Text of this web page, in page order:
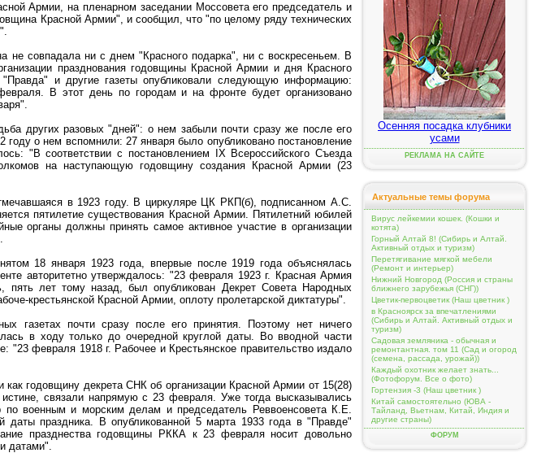
Армии, на пленарном заседании Моссовета его председатель и
Красной Армии", и сообщил, что "по целому ряду технических
совпадала ни с днем "Красного подарка", ни с воскресеньем. В
празднования годовщины Красной Армии и дня Красного
и другие газеты опубликовали следующую информацию:
В этот день по городам и на фронте будет организовано
других разовых "дней": о нем забыли почти сразу же после его
о нем вспомнили: 27 января было опубликовано постановление
"В соответствии с постановлением IX Всероссийского Съезда
на наступающую годовщину создания Красной Армии (23
в 1923 году. В циркуляре ЦК РКП(б), подписанном А.С.
пятилетие существования Красной Армии. Пятилетний юбилей
органы должны принять самое активное участие в организации
18 января 1923 года, впервые после 1919 года объяснялась
авторитетно утверждалось: "23 февраля 1923 г. Красная Армия
пять лет тому назад, был опубликован Декрет Совета Народных
крестьянской Красной Армии, оплоту пролетарской диктатуры".
газетах почти сразу после его принятия. Поэтому нет ничего
в ходу только до очередной круглой даты. Во вводной части
февраля 1918 г. Рабочее и Крестьянское правительство издало
годовщину декрета СНК об организации Красной Армии от 15(28)
связали напрямую с 23 февраля. Уже тогда высказывались
по военным и морским делам и председатель Реввоенсовета К.Е.
даты праздника. В опубликованной 5 марта 1933 года в "Правде"
празднества годовщины РККА к 23 февраля носит довольно
датами".
Осенняя посадка клубники
усами
РЕКЛАМА НА САЙТЕ
Актуальные темы форума
Вирус лейкемии кошек. (Кошки и
котята)
Горный Алтай 8! (Сибирь и Алтай.
Активный отдых и туризм)
Перетягивание мягкой мебели
(Ремонт и интерьер)
Нижний Новгород (Россия и страны
ближнего зарубежья (СНГ))
Цветик-первоцветик (Наш цветник )
в Красноярск за впечатлениями
(Сибирь и Алтай. Активный отдых и
туризм)
Садовая земляника - обычная и
ремонтантная. том 11 (Сад и огород
(семена, рассада, урожай))
Каждый охотник желает знать...
(Фотофорум. Все о фото)
Гортензия -3 (Наш цветник )
Китай самостоятельно (ЮВА -
Тайланд, Вьетнам, Китай, Индия и
другие страны)
ФОРУМ